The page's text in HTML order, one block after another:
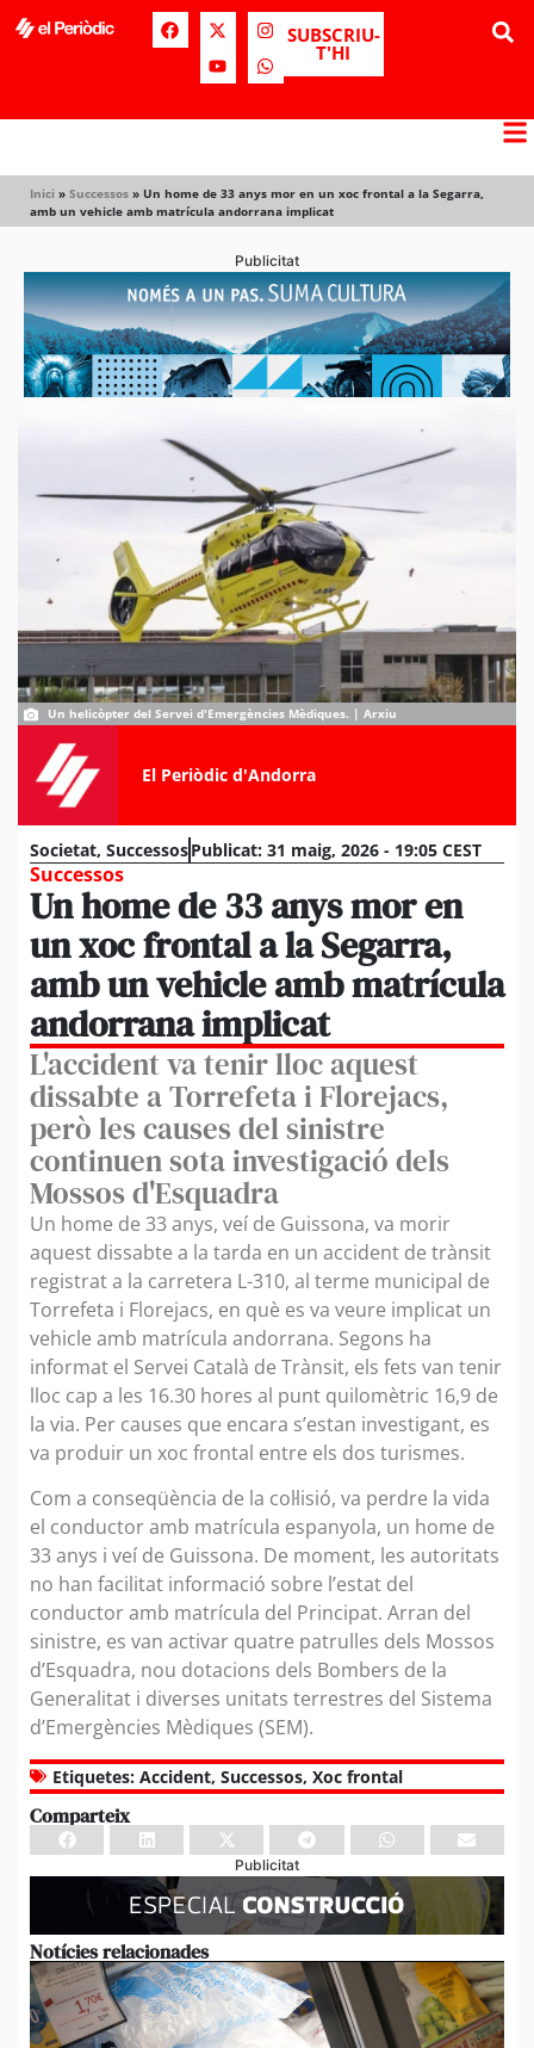
SUBSCRIU-
T'HI
Inici » Successos » Un home de 33 anys mor en un xoc frontal a la Segarra,
amb un vehicle amb matrícula andorrana implicat
Publicitat
Un helicòpter del Servei d'Emergències Mèdiques. | Arxiu
El Periòdic d'Andorra
Societat, SuccessosPublicat: 31 maig, 2026 - 19:05 CEST
Successos
Un home de 33 anys mor en
un xoc frontal a la Segarra,
amb un vehicle amb matrícula
andorrana implicat
L'accident va tenir lloc aquest
dissabte a Torrefeta i Florejacs,
però les causes del sinistre
continuen sota investigació dels
Mossos d'Esquadra
Un home de 33 anys, veí de Guissona, va morir
aquest dissabte a la tarda en un accident de trànsit
registrat a la carretera L-310, al terme municipal de
Torrefeta i Florejacs, en què es va veure implicat un
vehicle amb matrícula andorrana. Segons ha
informat el Servei Català de Trànsit, els fets van tenir
lloc cap a les 16.30 hores al punt quilomètric 16,9 de
la via. Per causes que encara s’estan investigant, es
va produir un xoc frontal entre els dos turismes.
Com a conseqüència de la col·lisió, va perdre la vida
el conductor amb matrícula espanyola, un home de
33 anys i veí de Guissona. De moment, les autoritats
no han facilitat informació sobre l’estat del
conductor amb matrícula del Principat. Arran del
sinistre, es van activar quatre patrulles dels Mossos
d’Esquadra, nou dotacions dels Bombers de la
Generalitat i diverses unitats terrestres del Sistema
d’Emergències Mèdiques (SEM).
Etiquetes: Accident, Successos, Xoc frontal
Comparteix
Publicitat
Notícies relacionades